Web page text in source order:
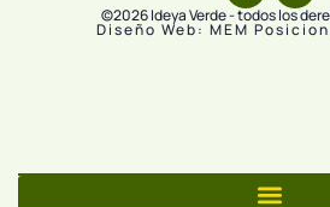
©2026 Ideya Verde - todos los
Diseño Web: MEM